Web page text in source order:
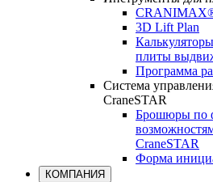
3D Lift Plan
плиты
Программа
Система
CraneSTAR
Брошюры по
CraneSTAR
Форма
КОМПАНИЯ